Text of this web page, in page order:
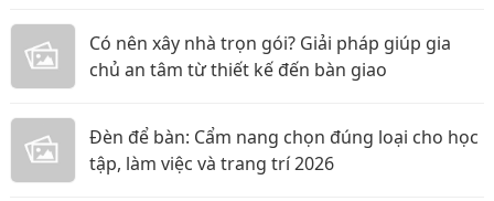
Có nên xây nhà trọn gói? Giải pháp giúp gia
chủ an tâm từ thiết kế đến bàn giao
Đèn để bàn: Cẩm nang chọn đúng loại cho học
tập, làm việc và trang trí 2026